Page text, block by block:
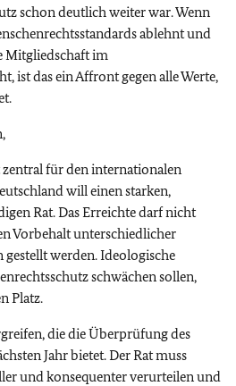
schon deutlich weiter war. Wenn
ablehnt und
Mitgliedschaft im
ist das ein Affront gegen alle Werte,
für den internationalen
will einen starken,
Rat. Das Erreichte darf nicht
Vorbehalt unterschiedlicher
werden. Ideologische
schwächen sollen,
Platz.
die die Überprüfung des
Jahr bietet. Der Rat muss
und konsequenter verurteilen und